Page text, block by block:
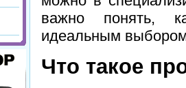
важно понять,
идеальным
Что такое